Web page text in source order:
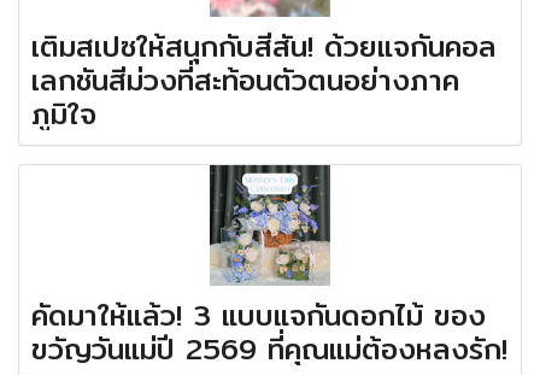
เติมสเปซให้สนุกกับสีสัน! ด้วยแจกันคอล
เลกชันสีม่วงที่สะท้อนตัวตนอย่างภาค
ภูมิใจ
คัดมาให้แล้ว! 3 แบบแจกันดอกไม้ ของ
ขวัญวันแม่ปี 2569 ที่คุณแม่ต้องหลงรัก!